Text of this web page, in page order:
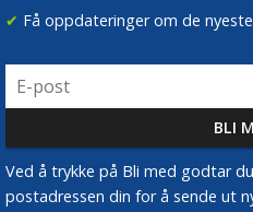
✔ Få oppdateringer om de
Ved å trykke på Bli med godtar
postadressen din for å sende ut